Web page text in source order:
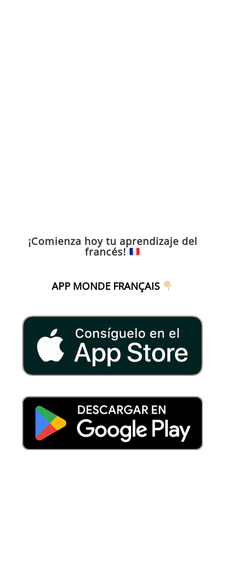
¡Comienza hoy tu aprendizaje del
francés!
APP MONDE FRANÇAIS